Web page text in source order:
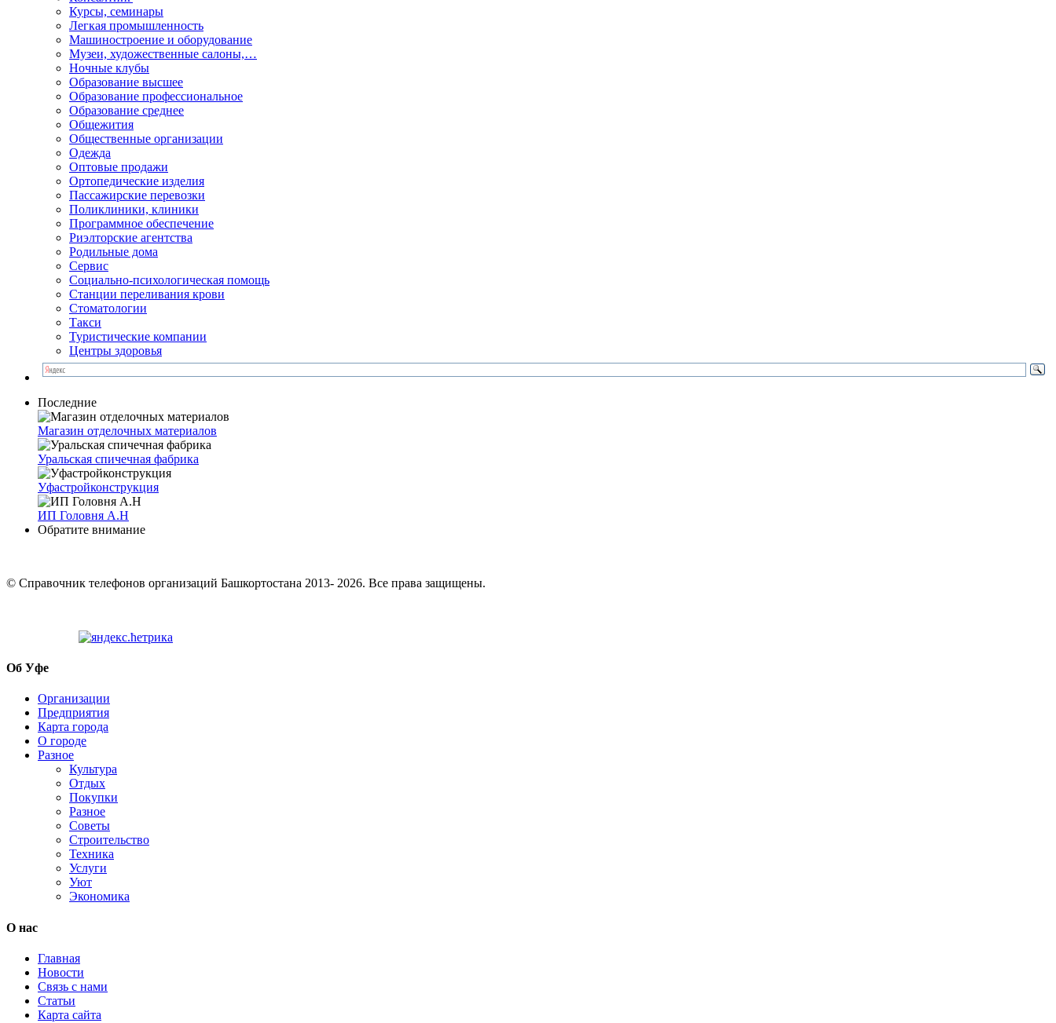
Курсы, семинары
Легкая промышленность
Машиностроение и оборудование
Музеи, художественные салоны,…
Ночные клубы
Образование высшее
Образование профессиональное
Образование среднее
Общежития
Общественные организации
Одежда
Оптовые продажи
Ортопедические изделия
Пассажирские перевозки
Поликлиники, клиники
Программное обеспечение
Риэлторские агентства
Родильные дома
Сервис
Социально-психологическая помощь
Станции переливания крови
Стоматологии
Такси
Туристические компании
Центры здоровья
Последние
Магазин отделочных материалов
Уральская спичечная фабрика
Уфастрой­кон­струк­ция
ИП Головня А.Н
Обратите внимание
© Cправочник телефонов организаций Башкортостана 2013- 2026. Все права защищены.
Об Уфе
Организации
Предприятия
Карта города
О городе
Разное
Культура
Отдых
Покупки
Разное
Советы
Строительство
Техника
Услуги
Уют
Экономика
О нас
Главная
Новости
Связь с нами
Статьи
Карта сайта